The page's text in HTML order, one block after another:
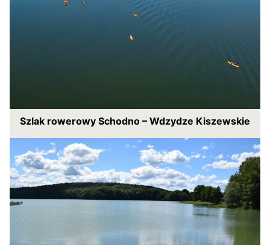
Szlak rowerowy Schodno – Wdzydze Kiszewskie